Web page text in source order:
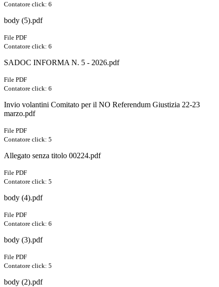
Contatore click: 6
body (5).pdf
File PDF
Contatore click: 6
SADOC INFORMA N. 5 - 2026.pdf
File PDF
Contatore click: 6
Invio volantini Comitato per il NO Referendum Giustizia 22-23
marzo.pdf
File PDF
Contatore click: 5
Allegato senza titolo 00224.pdf
File PDF
Contatore click: 5
body (4).pdf
File PDF
Contatore click: 6
body (3).pdf
File PDF
Contatore click: 5
body (2).pdf